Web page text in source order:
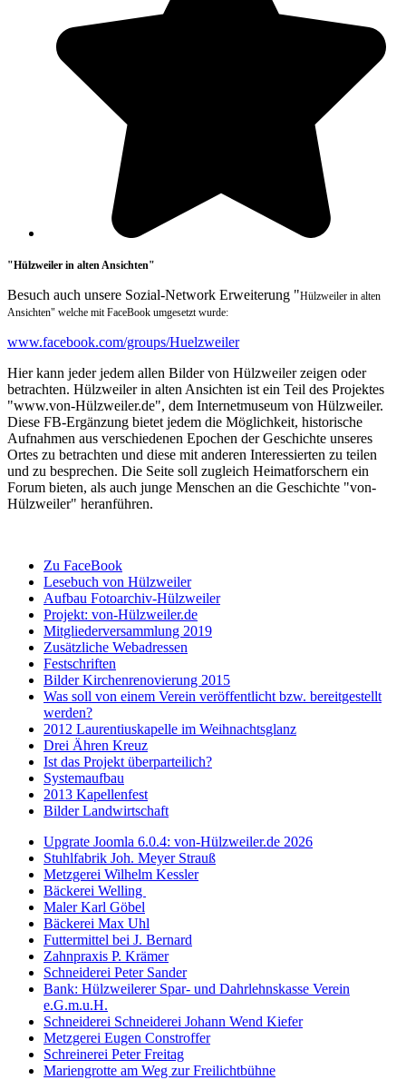
"Hülzweiler in alten Ansichten"
Besuch auch unsere Sozial-Network Erweiterung "Hülzweiler in alten
Ansichten" welche mit FaceBook umgesetzt wurde:
www.facebook.com/groups/Huelzweiler
Hier kann jeder jedem allen Bilder von Hülzweiler zeigen oder
betrachten. Hülzweiler in alten Ansichten ist ein Teil des Projektes
"www.von-Hülzweiler.de", dem Internetmuseum von Hülzweiler.
Diese FB-Ergänzung bietet jedem die Möglichkeit, historische
Aufnahmen aus verschiedenen Epochen der Geschichte unseres
Ortes zu betrachten und diese mit anderen Interessierten zu teilen
und zu besprechen. Die Seite soll zugleich Heimatforschern ein
Forum bieten, als auch junge Menschen an die Geschichte "von-
Hülzweiler" heranführen.
Zu FaceBook
Lesebuch von Hülzweiler
Aufbau Fotoarchiv-Hülzweiler
Projekt: von-Hülzweiler.de
Mitgliederversammlung 2019
Zusätzliche Webadressen
Festschriften
Bilder Kirchenrenovierung 2015
Was soll von einem Verein veröffentlicht bzw. bereitgestellt
werden?
2012 Laurentiuskapelle im Weihnachtsglanz
Drei Ähren Kreuz
Ist das Projekt überparteilich?
Systemaufbau
2013 Kapellenfest
Bilder Landwirtschaft
Upgrate Joomla 6.0.4: von-Hülzweiler.de 2026
Stuhlfabrik Joh. Meyer Strauß
Metzgerei Wilhelm Kessler
Bäckerei Welling
Maler Karl Göbel
Bäckerei Max Uhl
Futtermittel bei J. Bernard
Zahnpraxis P. Krämer
Schneiderei Peter Sander
Bank: Hülzweilerer Spar- und Dahrlehnskasse Verein
e.G.m.u.H.
Schneiderei Schneiderei Johann Wend Kiefer
Metzgerei Eugen Constroffer
Schreinerei Peter Freitag
Mariengrotte am Weg zur Freilichtbühne